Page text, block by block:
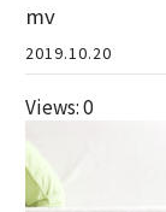
mv
2019.10.20
Views: 0